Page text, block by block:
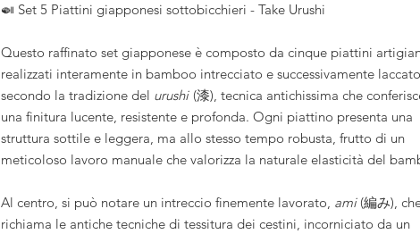
🍛 Set 5 Piattini giapponesi sottobicchieri - Take Urushi
Questo raffinato set giapponese è composto da cinque piattini
realizzati interamente in bamboo intrecciato e successivamente laccato
secondo la tradizione del urushi (漆), tecnica antichissima che
una finitura lucente, resistente e profonda. Ogni piattino presenta una
struttura sottile e leggera, ma allo stesso tempo robusta, frutto di un
meticoloso lavoro manuale che valorizza la naturale elasticità del
Al centro, si può notare un intreccio finemente lavorato, ami(編み),
richiama le antiche tecniche di tessitura dei cestini, incorniciato da un